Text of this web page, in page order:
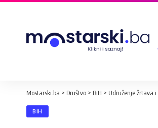
Mostarski.ba > Društvo > BiH > Udruženje žrtava
BIH